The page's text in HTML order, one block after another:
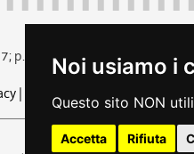
Noi usiamo i
Questo sito NON
Accetta Rifiuta
p.iva 00526040324
piazza
| cookie note legali |